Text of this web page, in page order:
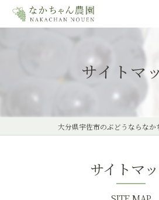
サイトマ
大分県宇佐市のぶどうならなか
サイトマ